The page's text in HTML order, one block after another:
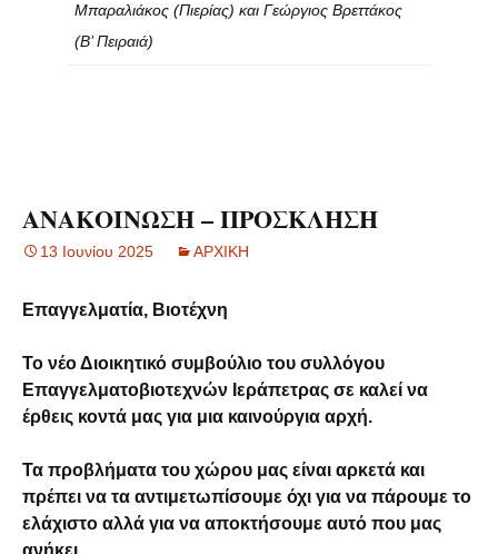
Μπαραλιάκος (Πιερίας) και Γεώργιος Βρεττάκος
(Β’ Πειραιά)
ΑΝΑΚΟΙΝΩΣΗ – ΠΡΟΣΚΛΗΣΗ
13 Ιουνίου 2025 ΑΡΧΙΚΗ
Επαγγελματία, Βιοτέχνη
Το νέο Διοικητικό συμβούλιο του συλλόγου
Επαγγελματοβιοτεχνών Ιεράπετρας σε καλεί να
έρθεις κοντά μας για μια καινούργια αρχή.
Τα προβλήματα του χώρου μας είναι αρκετά και
πρέπει να τα αντιμετωπίσουμε όχι για να πάρουμε το
ελάχιστο αλλά για να αποκτήσουμε αυτό που μας